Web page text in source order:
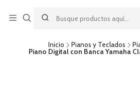
descuento por pago
por una compra mínima de $49.990. Este
acumulable a otras promociones ni
Inicio Pianos y Teclados
Piano Digital con Banca Yamaha